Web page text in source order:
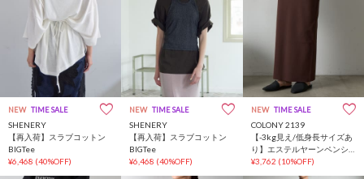
NEW TIME SALE
SHENERY
【再入荷】スラブコットン
BIGTee
¥6,468 (40%OFF)
NEW TIME SALE
SHENERY
【再入荷】スラブコットン
BIGTee
¥6,468 (40%OFF)
NEW TIME SALE
COLONY 2139
【-3kg見え/低身長サイズあ
り】エステルヤーンペンシ
ルスカート
¥3,762 (10%OFF)